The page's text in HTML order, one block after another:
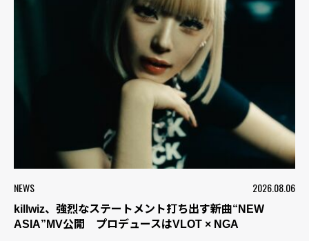
NEWS 2026.08.06
killwiz、強烈なステートメント打ち出す新曲“NEW
ASIA”MV公開 プロデュースはVLOT × NGA